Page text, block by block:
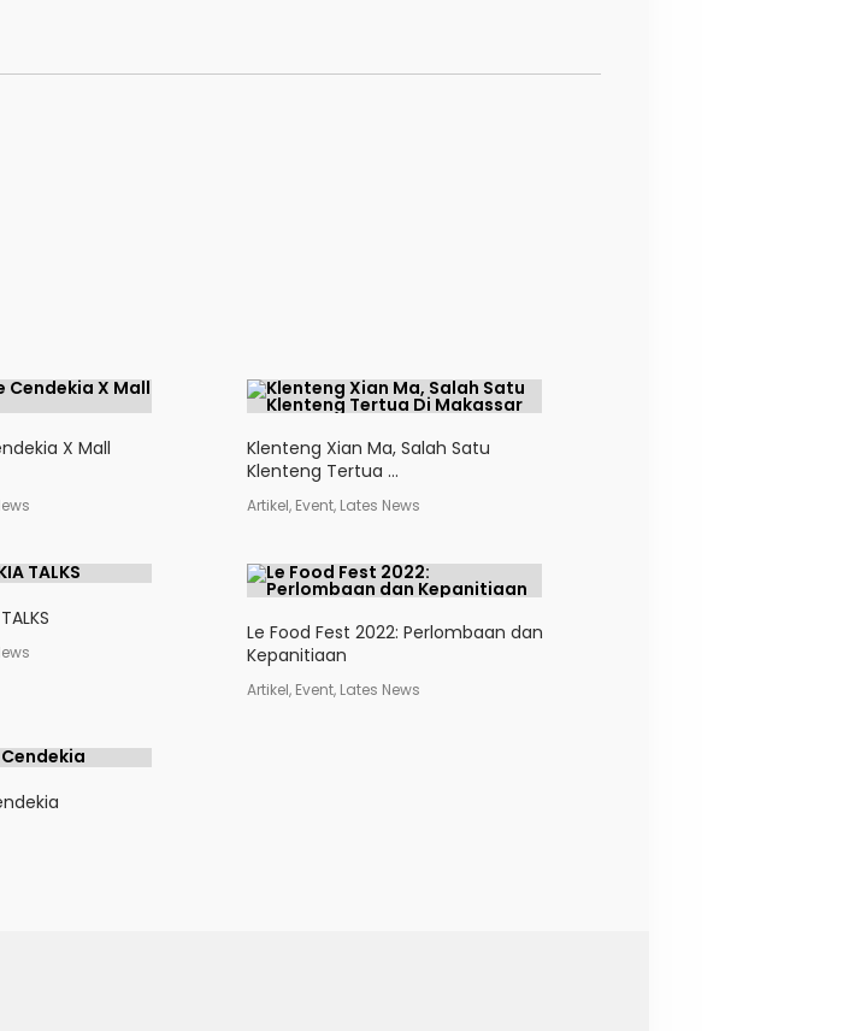
X Mall
Klenteng Xian Ma, Salah Satu
Klenteng Tertua ...
Artikel, Event, Lates News
Le Food Fest 2022: Perlombaan dan
Kepanitiaan
Artikel, Event, Lates News